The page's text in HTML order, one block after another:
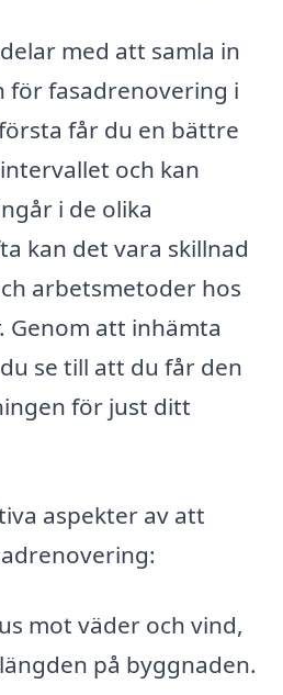
med att samla in
för fasadrenovering i
får du en bättre
och kan
i de olika
kan det vara skillnad
arbetsmetoder hos
Genom att inhämta
se till att du får den
för just ditt
aspekter av att
mot väder och vind,
på byggnaden.